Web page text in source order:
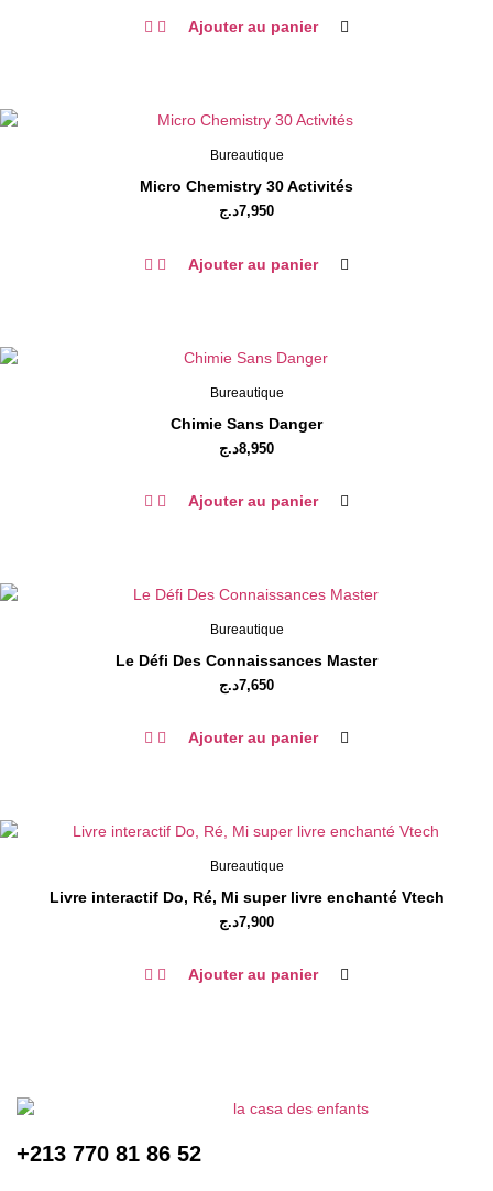
Ajouter au panier
Bureautique
Micro Chemistry 30 Activités
7,950د.ج
Ajouter au panier
Bureautique
Chimie Sans Danger
8,950د.ج
Ajouter au panier
Bureautique
Le Défi Des Connaissances Master
7,650د.ج
Ajouter au panier
Bureautique
Livre interactif Do, Ré, Mi super livre enchanté Vtech
7,900د.ج
Ajouter au panier
+213 770 81 86 52